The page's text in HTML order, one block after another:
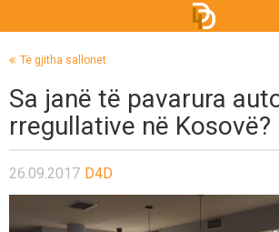
Të gjitha sallonet
Sa janë të pavarura
rregullative në Kosovë?
26.09.2017 D4D